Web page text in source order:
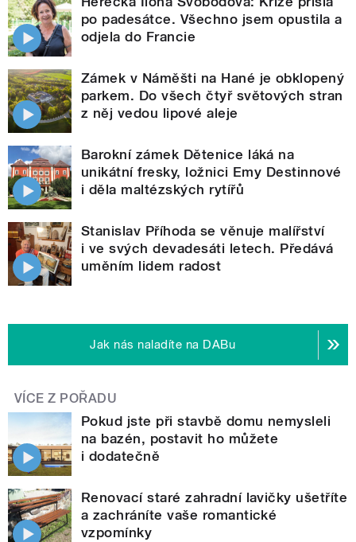
po padesátce. Všechno jsem opustila a
odjela do Francie
Zámek v Náměšti na Hané je obklopený
parkem. Do všech čtyř světových stran
z něj vedou lipové aleje
Barokní zámek Dětenice láká na
unikátní fresky, ložnici Emy Destinnové
i děla maltézských rytířů
Stanislav Příhoda se věnuje malířství
i ve svých devadesáti letech. Předává
uměním lidem radost
Jak nás naladíte na DABu
VÍCE Z POŘADU
Pokud jste při stavbě domu nemysleli
na bazén, postavit ho můžete
i dodatečně
Renovací staré zahradní lavičky ušetříte
a zachráníte vaše romantické
vzpomínky